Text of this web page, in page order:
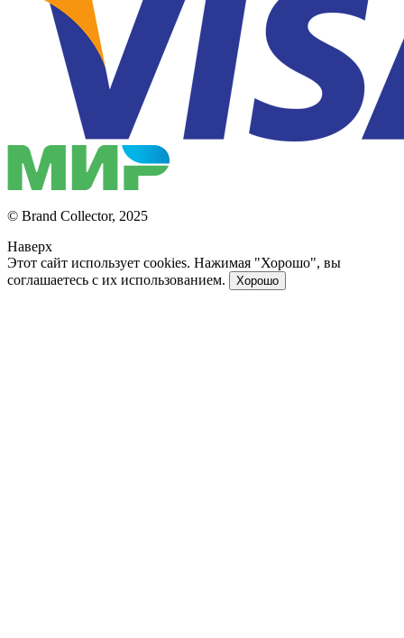
© Brand Collector, 2025
Наверх
Этот сайт использует cookies. Нажимая "Хорошо", вы
соглашаетесь с их использованием.
Хорошо